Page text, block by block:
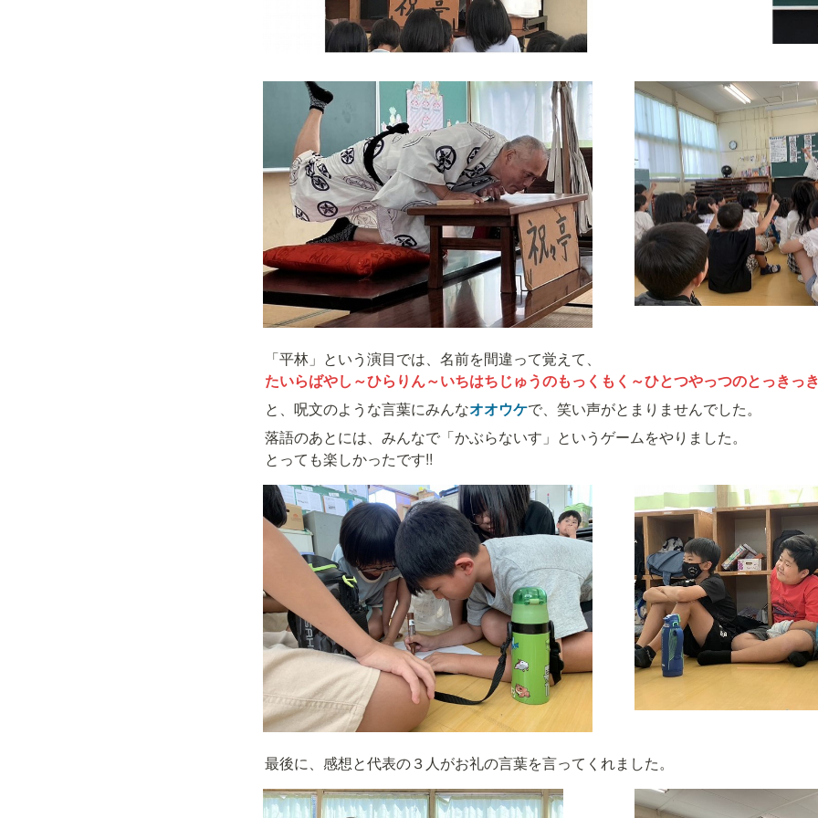
たいらばやし～ひらりん～いちはちじゅうのもっくもく～ひとつやっつのとっきっ
と、呪文のような言葉にみんなオオウケで、笑い声がとまりませんでした。
落語のあとには、みんなで「かぶらないす」というゲームをやりました。
最後に、感想と代表の３人がお礼の言葉を言ってくれました。